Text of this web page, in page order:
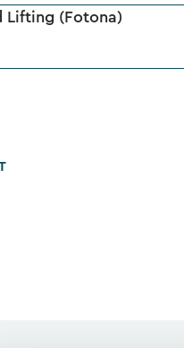
Lifting (Fotona)